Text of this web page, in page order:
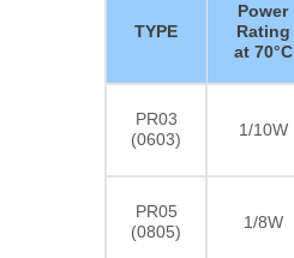
TYPE
Power
Rating
at 70°C
PR03
(0603)
1/10W
PR05
(0805)
1/8W